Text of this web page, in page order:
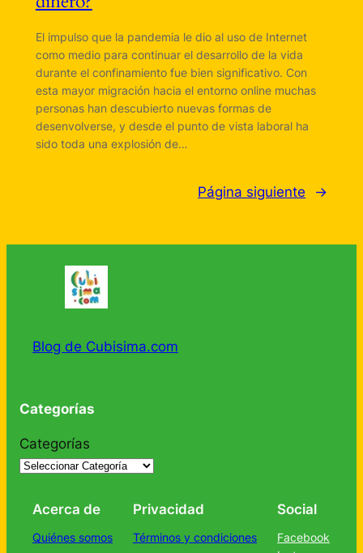
El impulso que la pandemia le dio al uso de Internet
como medio para continuar el desarrollo de la vida
durante el confinamiento fue bien significativo. Con
esta mayor migración hacia el entorno online muchas
personas han descubierto nuevas formas de
desenvolverse, y desde el punto de vista laboral ha
sido toda una explosión de…
Página siguiente →
Blog de Cubisima.com
Categorías
Categorías
Acerca de
Quiénes somos
Privacidad
Términos y condiciones
Social
Facebook